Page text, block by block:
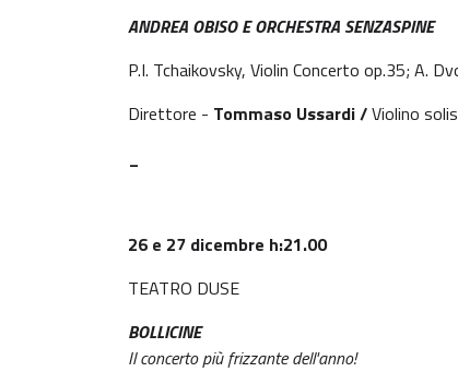
ANDREA OBISO E ORCHESTRA SENZASPINE
P.I. Tchaikovsky, Violin Concerto op.35; A.
Direttore - Tommaso Ussardi /Violino
26 e 27 dicembre h:21.00
TEATRO DUSE
BOLLICINE
Il concerto più frizzante dell'anno!